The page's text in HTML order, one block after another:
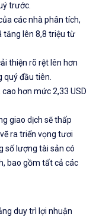
trước.
các nhà phân tích,
tăng lên 8,8 triệu từ
thiện rõ rệt lên hơn
quý đầu tiên.
cao hơn mức 2,33 USD
giao dịch sẽ thấp
ra triển vọng tươi
số lượng tài sản có
bao gồm tất cả các
duy trì lợi nhuận